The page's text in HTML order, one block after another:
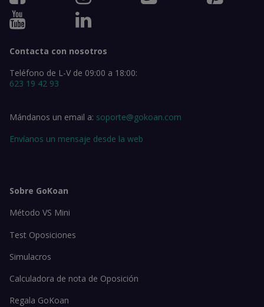
Contacta con nosotros
Teléfono de L-V de 09:00 a 18:00:
623 19 42 93
Mándanos un email a: soporte@gokoan.com
Envíanos un mensaje desde la web
Sobre GoKoan
Método VS Mini
Test Oposiciones
Simulacros
Calculadora de nota de Oposición
Regala GoKoan